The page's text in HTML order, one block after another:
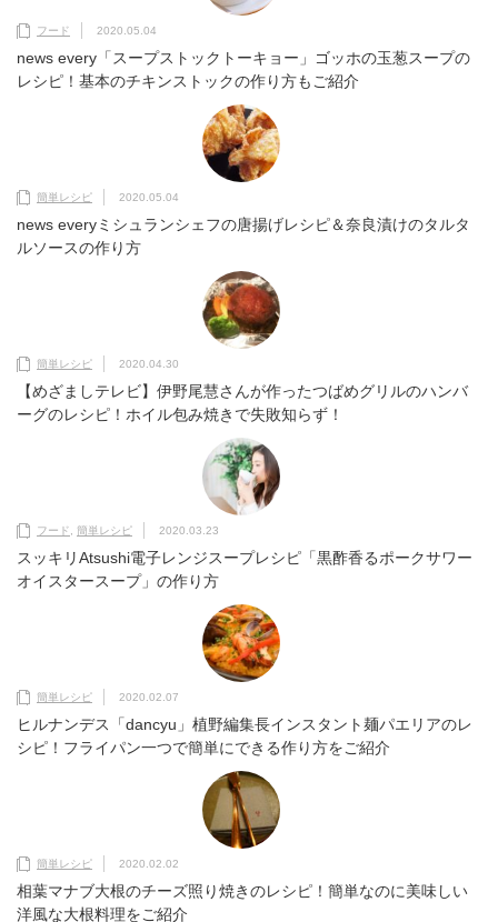
フード 2020.05.04
news every「スープストックトーキョー」ゴッホの玉葱スープの
レシピ！基本のチキンストックの作り方もご紹介
簡単レシピ 2020.05.04
news everyミシュランシェフの唐揚げレシピ＆奈良漬けのタルタ
ルソースの作り方
簡単レシピ 2020.04.30
【めざましテレビ】伊野尾慧さんが作ったつばめグリルのハンバ
ーグのレシピ！ホイル包み焼きで失敗知らず！
フード 簡単レシピ 2020.03.23
スッキリAtsushi電子レンジスープレシピ「黒酢香るポークサワー
オイスタースープ」の作り方
簡単レシピ 2020.02.07
ヒルナンデス「dancyu」植野編集長インスタント麺パエリアのレ
シピ！フライパン一つで簡単にできる作り方をご紹介
簡単レシピ 2020.02.02
相葉マナブ大根のチーズ照り焼きのレシピ！簡単なのに美味しい
洋風な大根料理をご紹介